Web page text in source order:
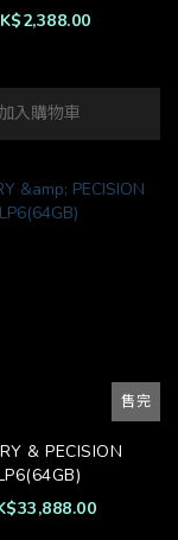
加入購物車
售完
& PECISION